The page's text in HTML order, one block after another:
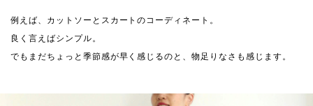
例えば、カットソーとスカートのコーディネート。
良く言えばシンプル。
でもまだちょっと季節感が早く感じるのと、物足りなさも感じます。